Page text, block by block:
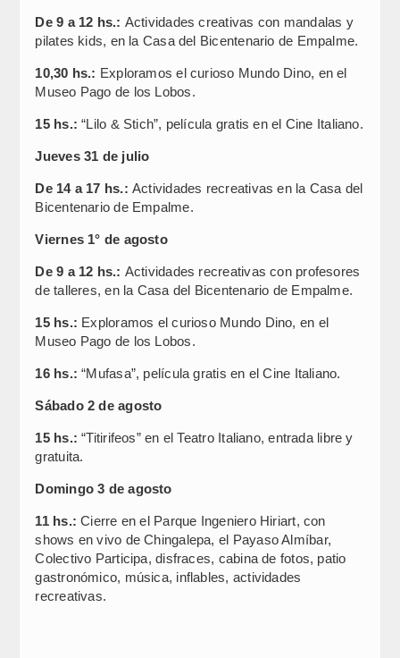
De 9 a 12 hs.: Actividades creativas con mandalas y
pilates kids, en la Casa del Bicentenario de Empalme.
10,30 hs.: Exploramos el curioso Mundo Dino, en el
Museo Pago de los Lobos.
15 hs.:“Lilo & Stich”, película gratis en el Cine Italiano.
Jueves 31 de julio
De 14 a 17 hs.:Actividades recreativas en la Casa del
Bicentenario de Empalme.
Viernes 1° de agosto
De 9 a 12 hs.: Actividades recreativas con profesores
de talleres, en la Casa del Bicentenario de Empalme.
15 hs.: Exploramos el curioso Mundo Dino, en el
Museo Pago de los Lobos.
16 hs.:“Mufasa”, película gratis en el Cine Italiano.
Sábado 2 de agosto
15 hs.:“Titirifeos” en el Teatro Italiano, entrada libre y
gratuita.
Domingo 3 de agosto
11 hs.:Cierre en el Parque Ingeniero Hiriart, con
shows en vivo de Chingalepa, el Payaso Almíbar,
Colectivo Participa, disfraces, cabina de fotos, patio
gastronómico, música, inflables, actividades
recreativas.